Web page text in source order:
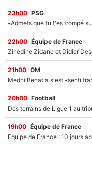
23h00 PSG
22h00 Équipe de France
21h00 OM
20h00 Football
19h00 Équipe de France